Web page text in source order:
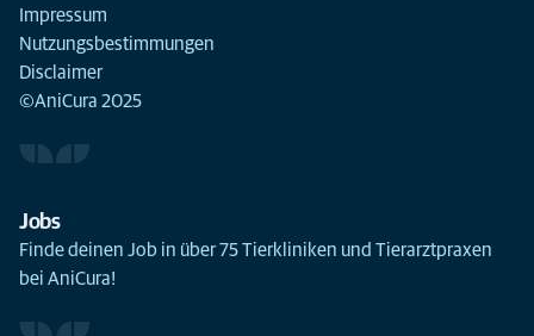
Impressum
Nutzungsbestimmungen
Disclaimer
©AniCura 2025
Jobs
Finde deinen Job in über 75 Tierkliniken und Tierarztpraxen
bei AniCura!